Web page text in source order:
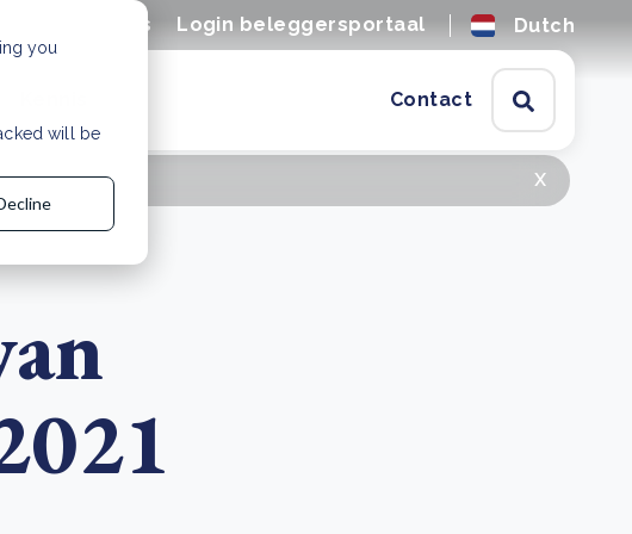
you
will be
Vacatures Login beleggersportaal Dutch
Contact
x